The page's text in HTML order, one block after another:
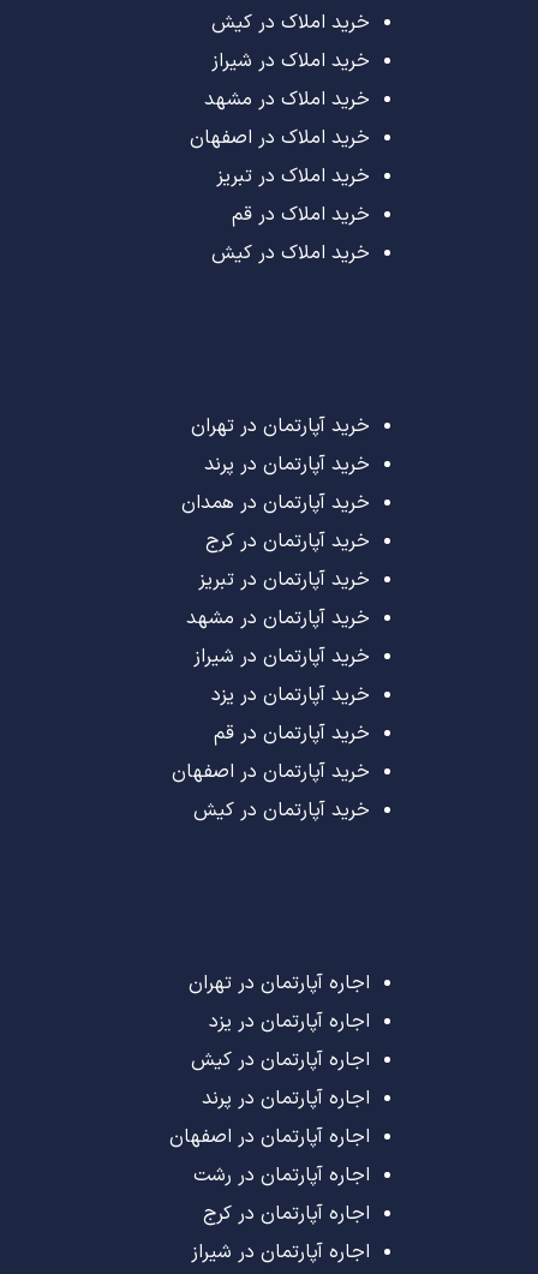
خرید املاک در کیش
خرید املاک در شیراز
خرید املاک در مشهد
خرید املاک در اصفهان
خرید املاک در تبریز
خرید املاک در قم
خرید املاک در کیش
خرید آپارتمان در تهران
خرید آپارتمان در پرند
خرید آپارتمان در همدان
خرید آپارتمان در کرج
خرید آپارتمان در تبریز
خرید آپارتمان در مشهد
خرید آپارتمان در شیراز
خرید آپارتمان در یزد
خرید آپارتمان در قم
خرید آپارتمان در اصفهان
خرید آپارتمان در کیش
اجاره آپارتمان در تهران
اجاره آپارتمان در یزد
اجاره آپارتمان در کیش
اجاره آپارتمان در پرند
اجاره آپارتمان در اصفهان
اجاره آپارتمان در رشت
اجاره آپارتمان در کرج
اجاره آپارتمان در شیراز